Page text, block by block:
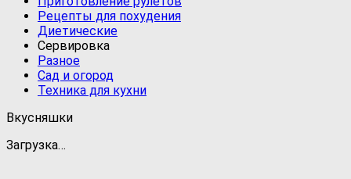
Рецепты для похудения
Диетические
Сервировка
Разное
Сад и огород
Техника для кухни
Вкусняшки
Загрузка…